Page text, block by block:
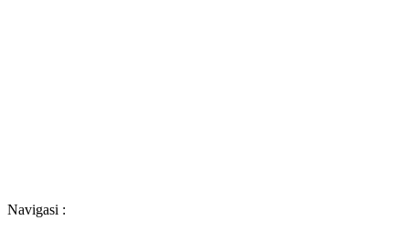
Navigasi :